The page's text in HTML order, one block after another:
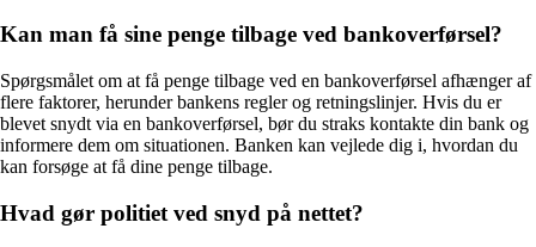
Kan man få sine penge tilbage ved bankoverførsel?
Spørgsmålet om at få penge tilbage ved en bankoverførsel afhænger af
flere faktorer, herunder bankens regler og retningslinjer. Hvis du er
blevet snydt via en bankoverførsel, bør du straks kontakte din bank og
informere dem om situationen. Banken kan vejlede dig i, hvordan du
kan forsøge at få dine penge tilbage.
Hvad gør politiet ved snyd på nettet?